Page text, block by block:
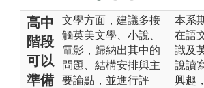
高中
階段
可以
準備
文學方面，建議多接
觸英美文學、小說、
電影，歸納出其中的
問題、結構安排與主
要論點，並進行評
本系
在語
識及
說讀
興趣